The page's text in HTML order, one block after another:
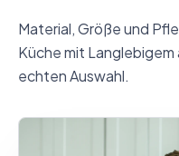
Material, Größe und
Küche mit
echten Auswahl.